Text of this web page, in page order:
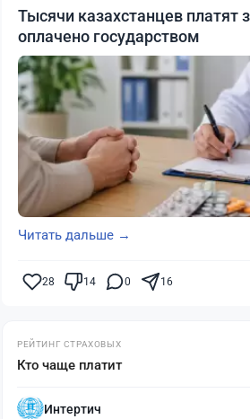
Тысячи казахстанцев платят
оплачено государством
Читать дальше →
28 14 0 16
РЕЙТИНГ СТРАХОВЫХ
Кто чаще платит
Интертич